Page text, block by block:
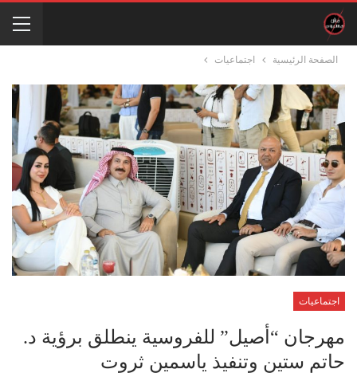
الصفحة الرئيسية اجتماعيات
اجتماعيات
مهرجان “أصيل” للفروسية ينطلق برؤية د.
حاتم ستين وتنفيذ ياسمين ثروت